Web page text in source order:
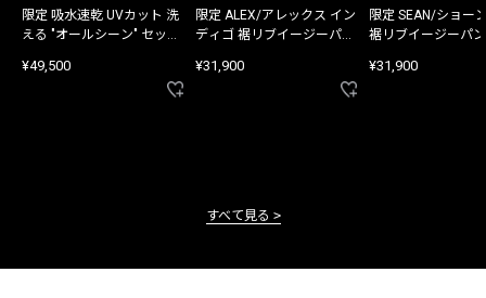
限定 吸水速乾 UVカット 洗
える "オールシーン" セット
¥49,500
限定 ALEX/アレックス イン
ディゴ 裾リブイージーパン
¥31,900
限定 SEAN/ショー
裾リブイージーパ
¥31,900
すべて見る